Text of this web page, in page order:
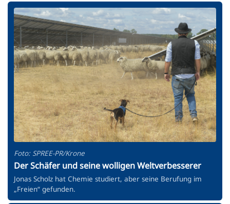
Foto: SPREE-PR/Krone
Der Schäfer und seine wolligen Weltverbesserer
Jonas Scholz hat Chemie studiert, aber seine Berufung im
„Freien“ gefunden.